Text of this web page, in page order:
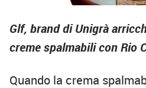
Glf, brand di Unigrà
creme spalmabili con Rio
Quando la crema